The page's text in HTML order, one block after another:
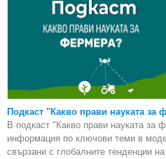
Подкаст "Какво прави науката за
В подкаст "Какво прави науката за
информация по ключови теми в
свързани с глобалните тенденции